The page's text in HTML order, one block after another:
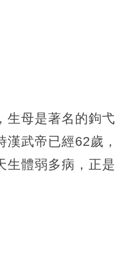
生母是著名的鉤弋
武帝已經62歲，
生體弱多病，正是